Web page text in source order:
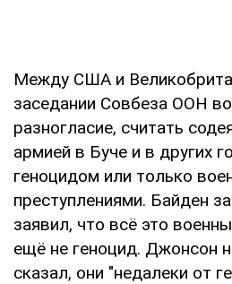
Между США и
заседании Совбеза ООН
разногласие, считать
армией в Буче и в других
геноцидом или только
преступлениями. Байден
заявил, что всё это
ещё не геноцид. Джонсон
сказал, они "недалеки от